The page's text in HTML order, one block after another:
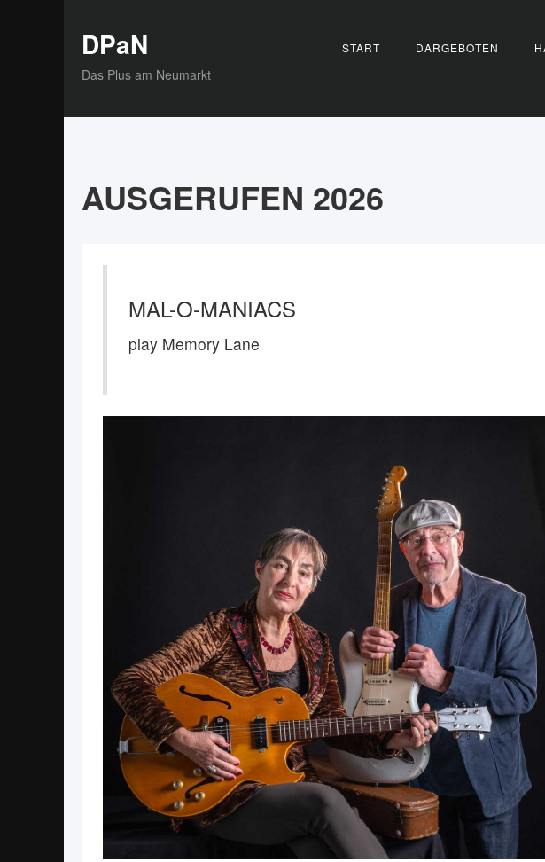
DPaN
Das Plus am Neumarkt
START DARGEBOTEN
AUSGERUFEN 2026
MAL-O-MANIACS
play Memory Lane